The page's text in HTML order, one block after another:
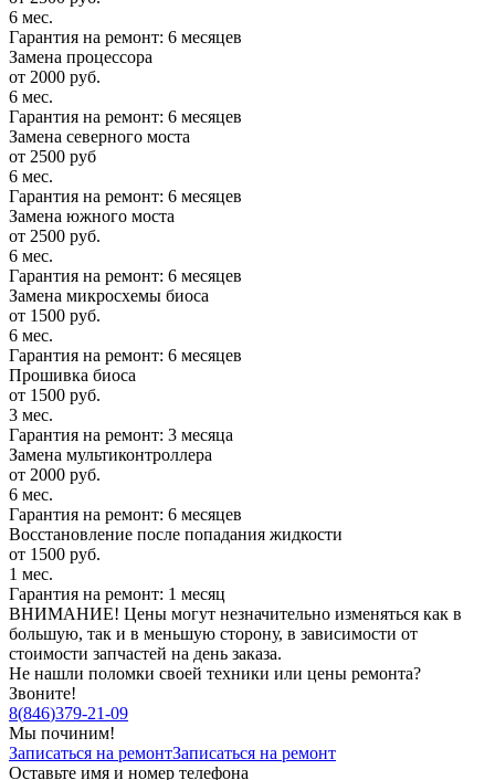
6 мес.
Гарантия на ремонт: 6 месяцев
Замена процессора
от 2000 руб.
6 мес.
Гарантия на ремонт: 6 месяцев
Замена северного моста
от 2500 руб
6 мес.
Гарантия на ремонт: 6 месяцев
Замена южного моста
от 2500 руб.
6 мес.
Гарантия на ремонт: 6 месяцев
Замена микросхемы биоса
от 1500 руб.
6 мес.
Гарантия на ремонт: 6 месяцев
Прошивка биоса
от 1500 руб.
3 мес.
Гарантия на ремонт: 3 месяца
Замена мультиконтроллера
от 2000 руб.
6 мес.
Гарантия на ремонт: 6 месяцев
Восстановление после попадания жидкости
от 1500 руб.
1 мес.
Гарантия на ремонт: 1 месяц
ВНИМАНИЕ! Цены могут незначительно изменяться как в
большую, так и в меньшую сторону, в зависимости от
стоимости запчастей на день заказа.
Не нашли поломки своей техники или цены ремонта?
Звоните!
8(846)379-21-09
Мы починим!
Записаться на ремонтЗаписаться на ремонт
Оставьте имя и номер телефона